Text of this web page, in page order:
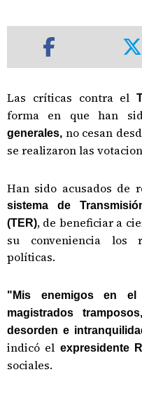
Las críticas contra el
forma en que han
generales, no cesan
se realizaron las
Han sido acusados de
sistema de
(TER), de beneficiar a
su conveniencia los
políticas.
"Mis enemigos en el
magistrados
desorden e
indicó el expresidente
sociales.